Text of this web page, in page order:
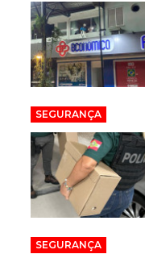
SEGURANÇA
SEGURANÇA